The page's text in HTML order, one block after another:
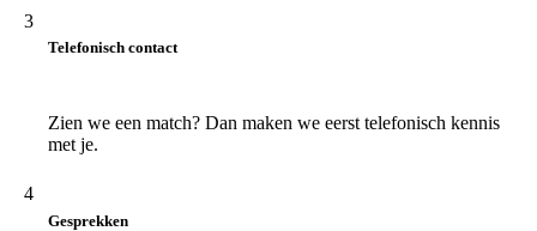
3
Telefonisch contact
Zien we een match? Dan maken we eerst telefonisch kennis
met je.
4
Gesprekken